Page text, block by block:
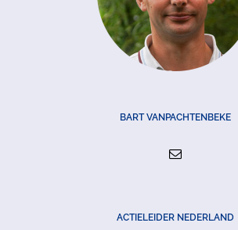
BART VANPACHTENBEKE
ACTIELEIDER NEDERLAND